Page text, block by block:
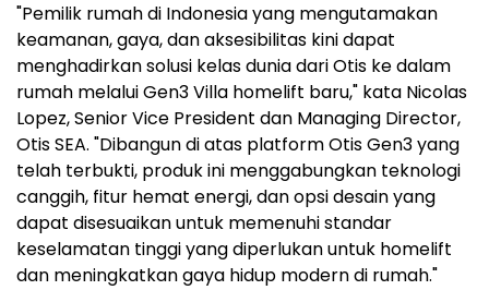
"Pemilik rumah di Indonesia yang mengutamakan
keamanan, gaya, dan aksesibilitas kini dapat
menghadirkan solusi kelas dunia dari Otis ke dalam
rumah melalui Gen3 Villa homelift baru," kata Nicolas
Lopez, Senior Vice President dan Managing Director,
Otis SEA. "Dibangun di atas platform Otis Gen3 yang
telah terbukti, produk ini menggabungkan teknologi
canggih, fitur hemat energi, dan opsi desain yang
dapat disesuaikan untuk memenuhi standar
keselamatan tinggi yang diperlukan untuk homelift
dan meningkatkan gaya hidup modern di rumah."